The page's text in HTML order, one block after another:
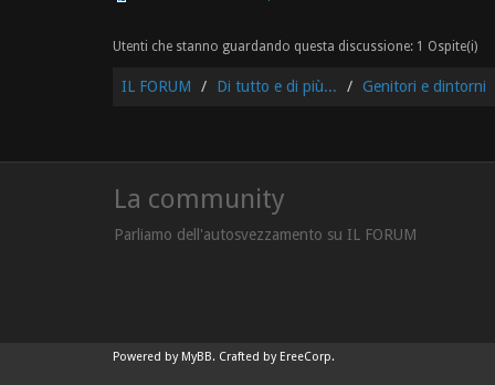
Utenti che stanno guardando questa discussione: 1 Ospite(i)
IL FORUM Di tutto e di più... Genitori e dintorni
La community
Parliamo dell'autosvezzamento su IL FORUM
Powered by MyBB. Crafted by EreeCorp.